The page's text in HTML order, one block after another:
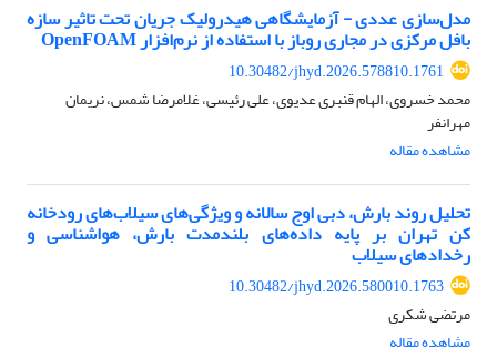
مدل‌سازی عددی - آزمایشگاهی هیدرولیک جریان تحت تاثیر سازه
بافل مرکزی در مجاری روباز با استفاده از نرم‌افزار OpenFOAM
10.30482/jhyd.2026.578810.1761
محمد خسروی، الهام قنبری عدیوی، علی رئیسی، غلامرضا شمس، نریمان
مهرانفر
مشاهده مقاله
تحلیل روند بارش، دبی اوج سالانه و ویژگی‌های سیلاب‌های رودخانه
کن تهران بر پایه داده‌های بلندمدت بارش، هواشناسی و
رخدادهای سیلاب
10.30482/jhyd.2026.580010.1763
مرتضی شکری
مشاهده مقاله